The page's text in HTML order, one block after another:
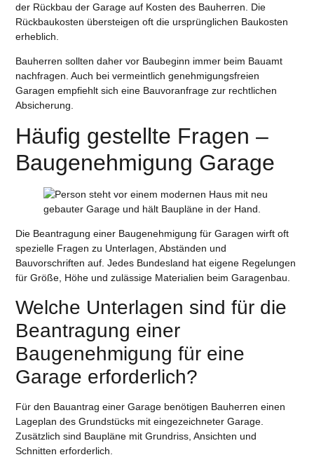
der Rückbau der Garage auf Kosten des Bauherren. Die
Rückbaukosten übersteigen oft die ursprünglichen Baukosten
erheblich.
Bauherren sollten daher vor Baubeginn immer beim Bauamt
nachfragen. Auch bei vermeintlich genehmigungsfreien
Garagen empfiehlt sich eine Bauvoranfrage zur rechtlichen
Absicherung.
Häufig gestellte Fragen –
Baugenehmigung Garage
Die Beantragung einer Baugenehmigung für Garagen wirft oft
spezielle Fragen zu Unterlagen, Abständen und
Bauvorschriften auf. Jedes Bundesland hat eigene Regelungen
für Größe, Höhe und zulässige Materialien beim Garagenbau.
Welche Unterlagen sind für die
Beantragung einer
Baugenehmigung für eine
Garage erforderlich?
Für den Bauantrag einer Garage benötigen Bauherren einen
Lageplan des Grundstücks mit eingezeichneter Garage.
Zusätzlich sind Baupläne mit Grundriss, Ansichten und
Schnitten erforderlich.